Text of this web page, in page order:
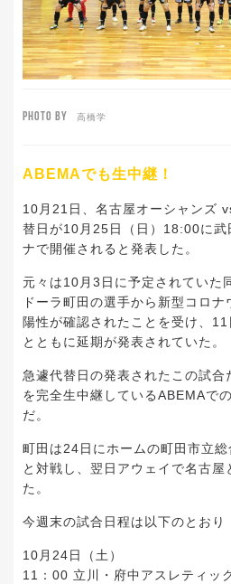
PHOTO BY 高橋学
ABEMAでも生中継！
10月21日、名古屋オーシャンズ
替日が10月25日（日）18:00に武
ナで開催されると発表した。
元々は10月3日に予定されていた
ドーラ町田の選手から新型コロ
陽性が確認されたことを受け、
とともに延期が発表されていた。
急遽代替日の発表されたこの試合
を完全生中継しているABEMAで
だ。
町田は24日にホームの町田市立
と対戦し、翌日アウェイで名古屋
た。
今週末の試合日程は以下のとおり
10月24日（土）
11：00 立川・府中アスレティッ